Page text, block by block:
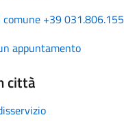
comune +39 031.806.155
appuntamento
città